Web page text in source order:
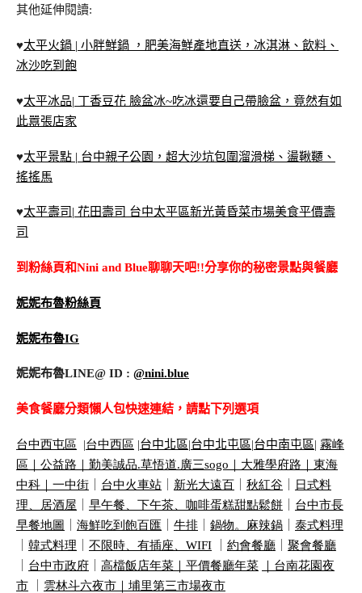
其他延伸閱讀:
♥太平火鍋 | 小胖鮮鍋 ，肥美海鮮產地直送，冰淇淋、飲料、
冰沙吃到飽
♥太平冰品| 丁香豆花 臉盆冰~吃冰還要自己帶臉盆，竟然有如
此囂張店家
♥太平景點 | 台中親子公園，超大沙坑包圍溜滑梯、盪鞦韆、
搖搖馬
♥太平壽司| 花田壽司 台中太平區新光黃昏菜市場美食平價壽
司
到粉絲頁和Nini and Blue聊聊天吧!!分享你的秘密景點與餐廳
妮妮布魯粉絲頁
妮妮布魯IG
妮妮布魯LINE@ ID : @nini.blue
美食餐廳分類懶人包快速連結，請點下列選項
台中西屯區 |台中西區 |台中北區|台中北屯區|台中南屯區| 霧峰
區｜ 公益路｜ 勤美誠品.草悟道.廣三sogo 大雅學府路｜ 東海
中科｜ 一中街 台中火車站 新光大遠百 秋紅谷
日式料
理、居酒屋
早午餐、下午茶、咖啡蛋糕甜點鬆餅
台中市長
早餐地圖
海鮮吃到飽百匯 牛排 鍋物。麻辣鍋
泰式料理
韓式料理 不限時、有插座、 WIFI 約會餐廳
聚會餐廳
台中市政府 高檔飯店年菜｜ 平價餐廳年菜
台南花園夜
市
雲林斗六夜市｜ 埔里第三市場夜市